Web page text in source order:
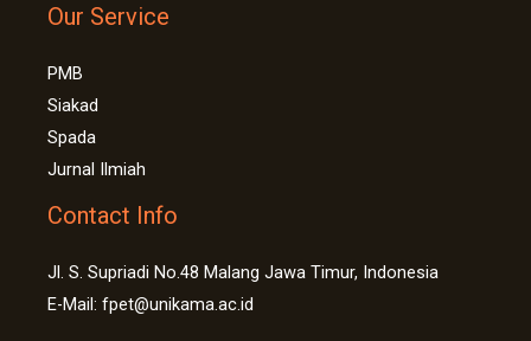
Our Service
PMB
Siakad
Spada
Jurnal Ilmiah
Contact Info
Jl. S. Supriadi No.48 Malang Jawa Timur, Indonesia
E-Mail: fpet@unikama.ac.id